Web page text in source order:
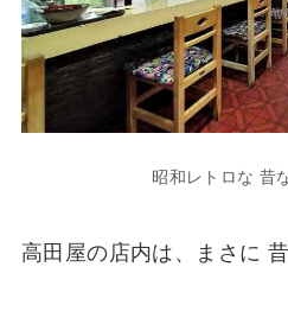
昭和レトロな 昔
高田屋の店内は、まさに